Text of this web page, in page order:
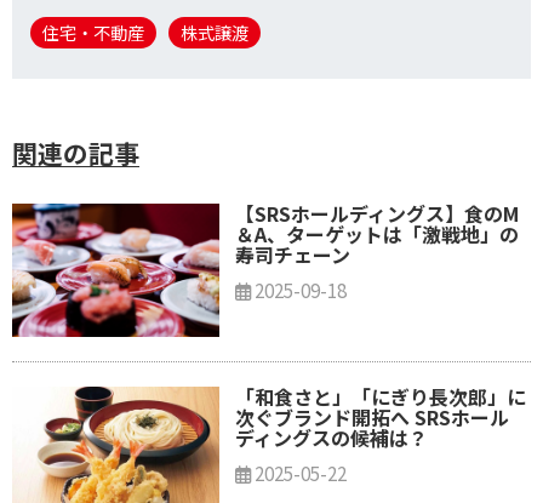
住宅・不動産 株式譲渡
関連の記事
【SRSホールディングス】食のM
＆A、ターゲットは「激戦地」の
寿司チェーン
2025-09-18
「和食さと」「にぎり長次郎」に
次ぐブランド開拓へ SRSホール
ディングスの候補は？
2025-05-22